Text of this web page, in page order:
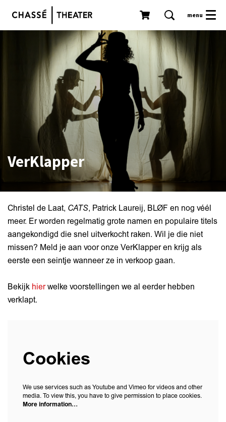
menu
VerKlapper
Christel de Laat, CATS, Patrick Laureij, BLØF en nog véél
meer. Er worden regelmatig grote namen en populaire titels
aangekondigd die snel uitverkocht raken. Wil je die niet
missen? Meld je aan voor onze VerKlapper en krijg als
eerste een seintje wanneer ze in verkoop gaan.
Bekijk hierwelke voorstellingen we al eerder hebben
verklapt.
Cookies
We use services such as Youtube and Vimeo for videos and other
media. To view this, you have to give permission to place cookies.
More information…